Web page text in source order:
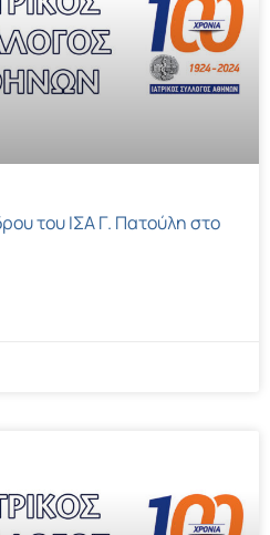
του ΙΣΑ Γ. Πατούλη στο